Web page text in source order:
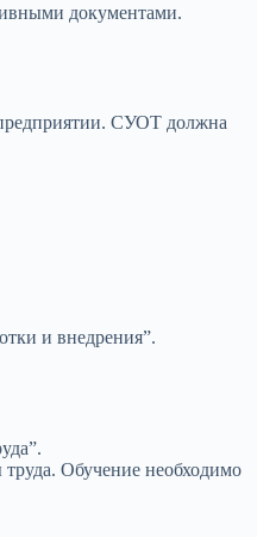
документами.
СУОТ должна
и внедрения”.
труда. Обучение необходимо